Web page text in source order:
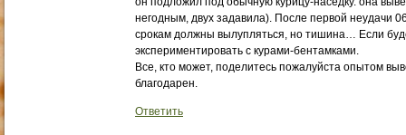
негодным, двух задавила). После первой неудачи
срокам должны вылупляться, но тишина… Если
экспериментировать с курами-бентамками.
Все, кто может, поделитесь пожалуйста опытом
благодарен.
Ответить